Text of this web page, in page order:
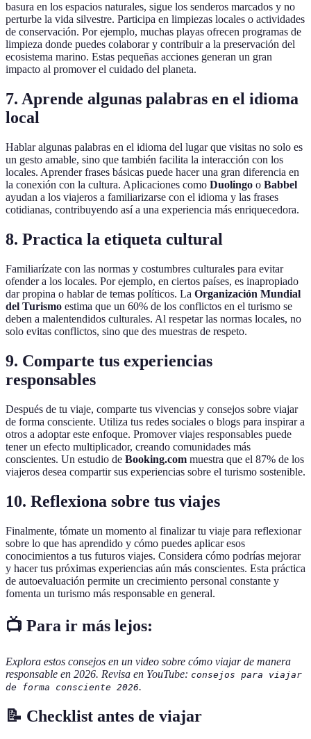
basura en los espacios naturales, sigue los senderos marcados y no
perturbe la vida silvestre. Participa en limpiezas locales o actividades
de conservación. Por ejemplo, muchas playas ofrecen programas de
limpieza donde puedes colaborar y contribuir a la preservación del
ecosistema marino. Estas pequeñas acciones generan un gran
impacto al promover el cuidado del planeta.
7. Aprende algunas palabras en el idioma
local
Hablar algunas palabras en el idioma del lugar que visitas no solo es
un gesto amable, sino que también facilita la interacción con los
locales. Aprender frases básicas puede hacer una gran diferencia en
la conexión con la cultura. Aplicaciones como Duolingo o Babbel
ayudan a los viajeros a familiarizarse con el idioma y las frases
cotidianas, contribuyendo así a una experiencia más enriquecedora.
8. Practica la etiqueta cultural
Familiarízate con las normas y costumbres culturales para evitar
ofender a los locales. Por ejemplo, en ciertos países, es inapropiado
dar propina o hablar de temas políticos. La Organización Mundial
del Turismo estima que un 60% de los conflictos en el turismo se
deben a malentendidos culturales. Al respetar las normas locales, no
solo evitas conflictos, sino que des muestras de respeto.
9. Comparte tus experiencias
responsables
Después de tu viaje, comparte tus vivencias y consejos sobre viajar
de forma consciente. Utiliza tus redes sociales o blogs para inspirar a
otros a adoptar este enfoque. Promover viajes responsables puede
tener un efecto multiplicador, creando comunidades más
conscientes. Un estudio de Booking.com muestra que el 87% de los
viajeros desea compartir sus experiencias sobre el turismo sostenible.
10. Reflexiona sobre tus viajes
Finalmente, tómate un momento al finalizar tu viaje para reflexionar
sobre lo que has aprendido y cómo puedes aplicar esos
conocimientos a tus futuros viajes. Considera cómo podrías mejorar
y hacer tus próximas experiencias aún más conscientes. Esta práctica
de autoevaluación permite un crecimiento personal constante y
fomenta un turismo más responsable en general.
📺 Para ir más lejos:
Explora estos consejos en un video sobre cómo viajar de manera
responsable en 2026. Revisa en YouTube: consejos para viajar
de forma consciente 2026.
📝 Checklist antes de viajar